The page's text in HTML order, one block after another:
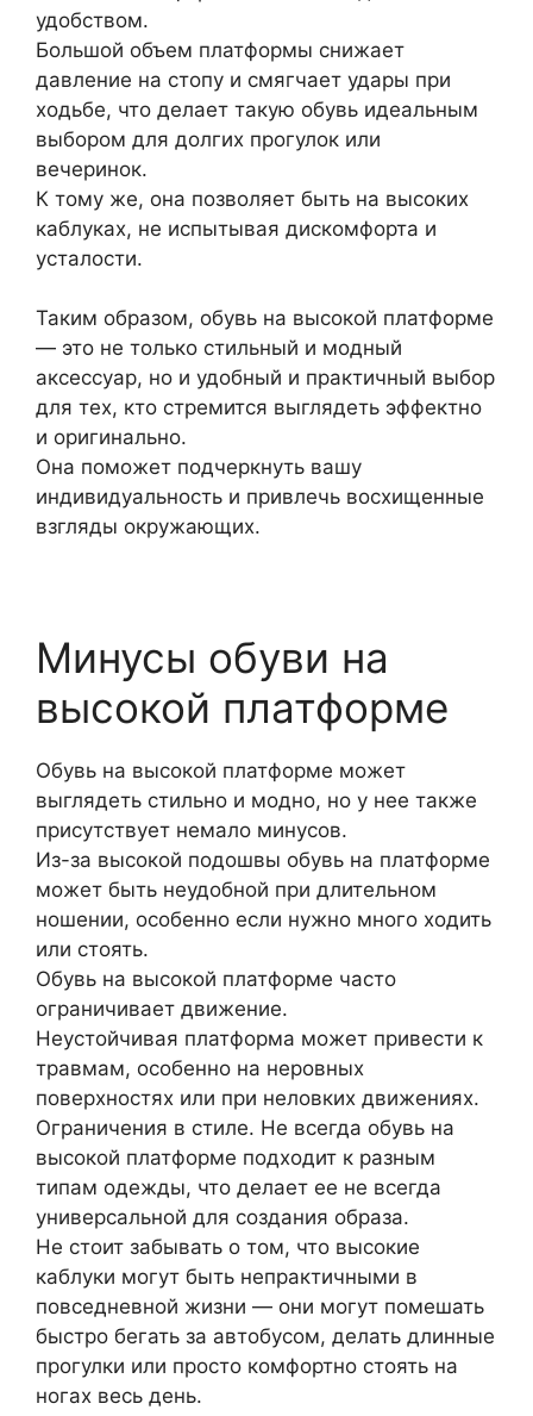
удобством.
Большой объем платформы снижает
давление на стопу и смягчает удары при
ходьбе, что делает такую обувь идеальным
выбором для долгих прогулок или
вечеринок.
К тому же, она позволяет быть на высоких
каблуках, не испытывая дискомфорта и
усталости.
Таким образом, обувь на высокой платформе
— это не только стильный и модный
аксессуар, но и удобный и практичный выбор
для тех, кто стремится выглядеть эффектно
и оригинально.
Она поможет подчеркнуть вашу
индивидуальность и привлечь восхищенные
взгляды окружающих.
Минусы обуви на
высокой платформе
Обувь на высокой платформе может
выглядеть стильно и модно, но у нее также
присутствует немало минусов.
Из-за высокой подошвы обувь на платформе
может быть неудобной при длительном
ношении, особенно если нужно много ходить
или стоять.
Обувь на высокой платформе часто
ограничивает движение.
Неустойчивая платформа может привести к
травмам, особенно на неровных
поверхностях или при неловких движениях.
Ограничения в стиле. Не всегда обувь на
высокой платформе подходит к разным
типам одежды, что делает ее не всегда
универсальной для создания образа.
Не стоит забывать о том, что высокие
каблуки могут быть непрактичными в
повседневной жизни — они могут помешать
быстро бегать за автобусом, делать длинные
прогулки или просто комфортно стоять на
ногах весь день.